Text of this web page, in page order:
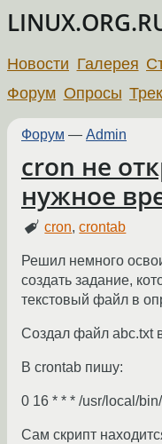
Новости Галерея
Форум Опросы
Форум — Admin
cron не
нужное
cron,crontab
Решил немного
создать задание,
текстовый файл в
Создал файл abc.txt
В crontab пишу:
0 16 * * * /usr/local/
Сам скрипт